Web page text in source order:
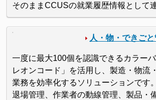
そのままCCUSの就業履歴情報として
人・物・できご
一度に最大100個を認識できるカラー
レオンコード」を活用し、製造・物流
業務を効率化するソリューションです
退場管理、作業者の動線管理、製品・